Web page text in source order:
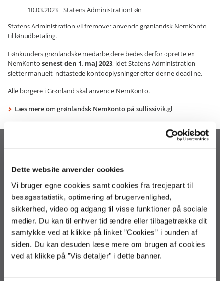
Dette website anvender cookies
Vi bruger egne cookies samt cookies fra tredjepart til
besøgsstatistik, optimering af brugervenlighed,
sikkerhed, video og adgang til visse funktioner på sociale
medier. Du kan til enhver tid ændre eller tilbagetrække dit
samtykke ved at klikke på linket ”Cookies” i bunden af
siden. Du kan desuden læse mere om brugen af cookies
ved at klikke på ”Vis detaljer” i dette banner.
10.03.2023 Statens AdministrationLøn
Statens Administration vil fremover anvende grønlandsk NemKonto
til lønudbetaling.
Lønkunders grønlandske medarbejdere bedes derfor oprette en
NemKonto senest den 1. maj 2023, idet Statens Administration
sletter manuelt indtastede kontooplysninger efter denne deadline.
Alle borgere i Grønland skal anvende NemKonto.
Læs mere om grønlandsk NemKonto på sullissivik.gl
Arsenalvej 33
9800 Hjørring
3392 9800
regnskab@statens-adm.dk
loen@statens-adm.dk
statens-adm@statens-adm.dk
EAN: 5798000010703
CVR: 33391005